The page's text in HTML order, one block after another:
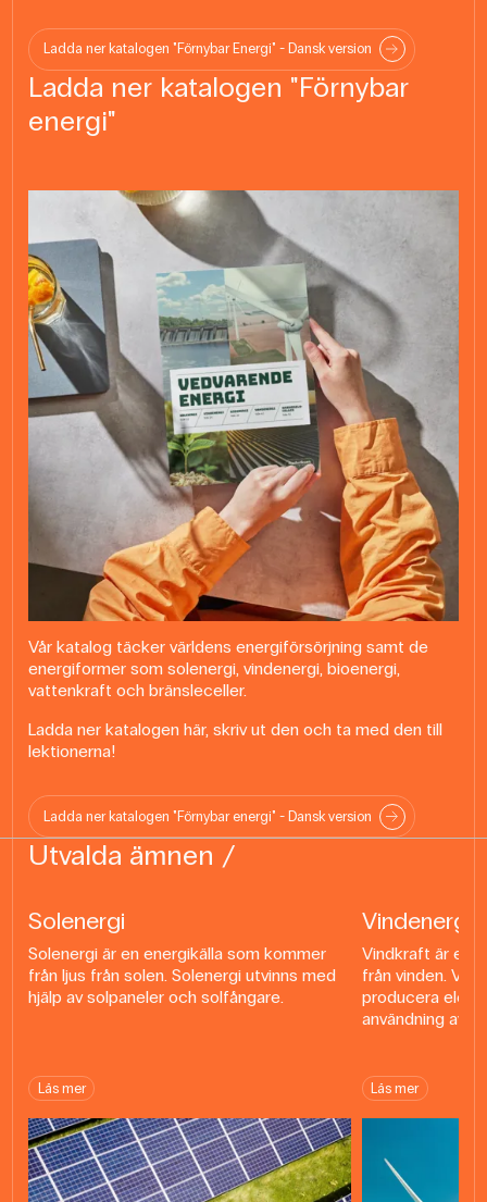
Ladda ner katalogen "Förnybar Energi" - Dansk version
Ladda ner katalogen "Förnybar
energi"
Vår katalog täcker världens energiförsörjning samt de
energiformer som solenergi, vindenergi, bioenergi,
vattenkraft och bränsleceller.
Ladda ner katalogen här, skriv ut den och ta med den till
lektionerna!
Ladda ner katalogen "Förnybar energi" - Dansk version
Utvalda ämnen
Solenergi
Solenergi är en energikälla som kommer
från ljus från solen. Solenergi utvinns med
hjälp av solpaneler och solfångare.
Läs mer
Vindenergi
Vindkraft är en
från vinden.
producera
användning av
Läs mer